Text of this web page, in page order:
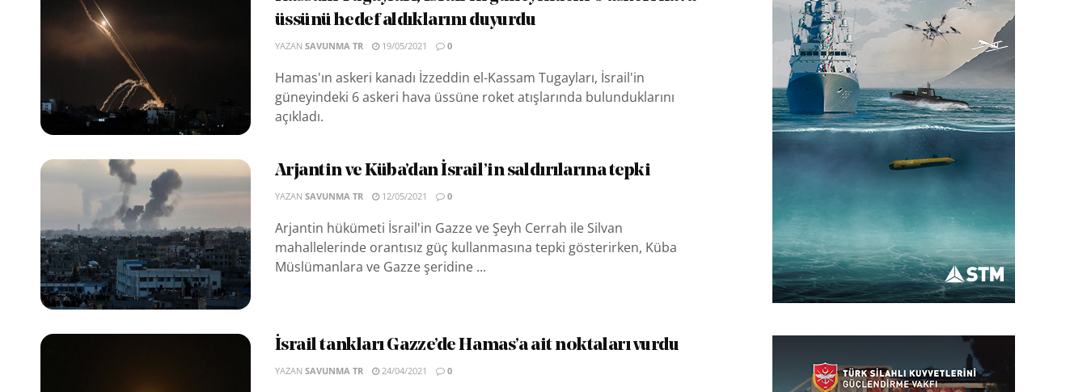
üssünü hedef aldıklarını duyurdu
YAZAN SAVUNMA TR 19/05/2021 0
Hamas'ın askeri kanadı İzzeddin el-Kassam Tugayları, İsrail'in
güneyindeki 6 askeri hava üssüne roket atışlarında bulunduklarını
açıkladı.
Arjantin ve Küba’dan İsrail’in saldırılarına tepki
YAZAN SAVUNMA TR 12/05/2021 0
Arjantin hükümeti İsrail'in Gazze ve Şeyh Cerrah ile Silvan
mahallelerinde orantısız güç kullanmasına tepki gösterirken, Küba
Müslümanlara ve Gazze şeridine ...
İsrail tankları Gazze’de Hamas’a ait noktaları vurdu
YAZAN SAVUNMA TR 24/04/2021 0